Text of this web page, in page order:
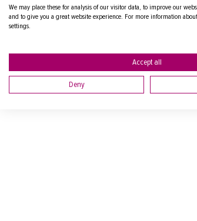
We may place these for analysis of our visitor data, to improve our
and to give you a great website experience. For more information
settings.
Accept all
Deny